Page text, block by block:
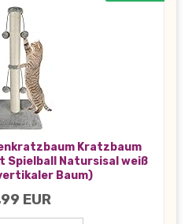
Kratzbaum
Spielball Natursisal weiß
Baum)
EUR